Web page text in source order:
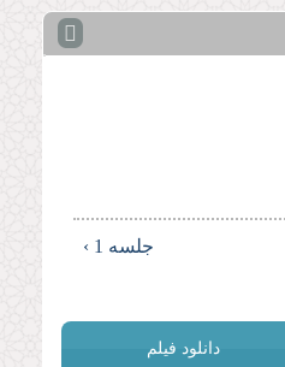
جلسه 1 ›
دانلود فیلم